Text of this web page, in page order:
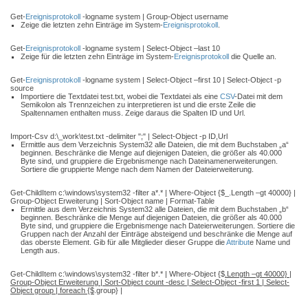
Get-Ereignisprotokoll -logname system | Group-Object username
Zeige die letzten zehn Einträge im System-Ereignisprotokoll
Get-Ereignisprotokoll -logname system | Select-Object –last 10
Zeige für die letzten zehn Einträge im System-Ereignisprotokoll die Quelle an.
Get-Ereignisprotokoll -logname system | Select-Object –first 10 | Select-Object -p
source
Importiere die Textdatei test.txt, wobei die Textdatei als eine CSV-Datei mit dem
Semikolon als Trennzeichen zu interpretieren ist und die erste Zeile die
Spaltennamen enthalten muss. Zeige daraus die Spalten ID und Url.
Import-Csv d:\_work\test.txt -delimiter ";" | Select-Object -p ID,Url
Ermittle aus dem Verzeichnis System32 alle Dateien, die mit dem Buchstaben „a“
beginnen. Beschränke die Menge auf diejenigen Dateien, die größer als 40.000
Byte sind, und gruppiere die Ergebnismenge nach Dateinamenerweiterungen.
Sortiere die gruppierte Menge nach dem Namen der Dateierweiterung.
Get-ChildItem c:\windows\system32 -filter a*.* | Where-Object {$_.Length –gt 40000} |
Group-Object Erweiterung | Sort-Object name | Format-Table
Ermittle aus dem Verzeichnis System32 alle Dateien, die mit dem Buchstaben „b“
beginnen. Beschränke die Menge auf diejenigen Dateien, die größer als 40.000
Byte sind, und gruppiere die Ergebnismenge nach Dateierweiterungen. Sortiere die
Gruppen nach der Anzahl der Einträge absteigend und beschränke die Menge auf
das oberste Element. Gib für alle Mitglieder dieser Gruppe dieAttribute Name und
Length aus.
Get-ChildItem c:\windows\system32 -filter b*.* | Where-Object {$ .Length –gt 40000} |
Group-Object Erweiterung | Sort-Object count -desc | Select-Object -first 1 | Select-
Object group | foreach {$ .group} |